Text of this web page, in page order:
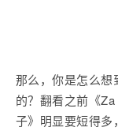
那么，你是怎么想
的？翻看之前《
子》明显要短得多